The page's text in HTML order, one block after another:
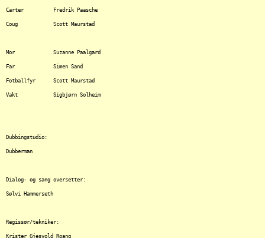
Carter		Fredrik	Paasche
Coug		Scott Maurstad
Mor		Suzanne	Paalgard
Far		Simen Sand
Fotballfyr	Scott Maurstad
Vakt		Sigbjørn Solheim
Dubbingstudio:
Dubberman
Dialog- og sang oversetter:
Sølvi Hammerseth
Regissør/tekniker:
Krister	Gjesvold Roang